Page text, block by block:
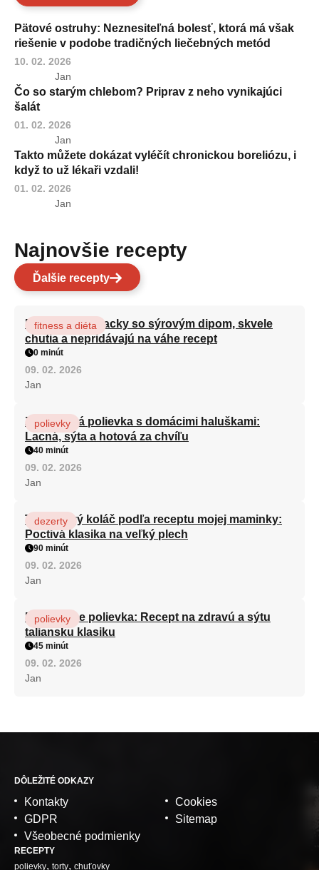
Pätové ostruhy: Neznesiteľná bolesť, ktorá má však
riešenie v podobe tradičných liečebných metód
10. 02. 2026
Jan
Čo so starým chlebom? Priprav z neho vynikajúci
šalát
01. 02. 2026
Jan
Takto můžete dokázat vyléčít chronickou boreliózu, i
když to už lékaři vzdali!
01. 02. 2026
Jan
Najnovšie recepty
Ďalšie recepty
Brokolicové placky so sýrovým dipom, skvele
chutia a nepridávajú na váhe recept
fitness a diéta
0 minút
09. 02. 2026
Jan
Zeleninová polievka s domácimi haluškami:
Lacná, sýta a hotová za chvíľu
polievky
40 minút
09. 02. 2026
Jan
Tvarohový koláč podľa receptu mojej maminky:
Poctivá klasika na veľký plech
dezerty
90 minút
09. 02. 2026
Jan
Minestrone polievka: Recept na zdravú a sýtu
taliansku klasiku
polievky
45 minút
09. 02. 2026
Jan
DÔLEŽITÉ ODKAZY
Kontakty
GDPR
Všeobecné podmienky
Cookies
Sitemap
RECEPTY
polievky torty chuťovky